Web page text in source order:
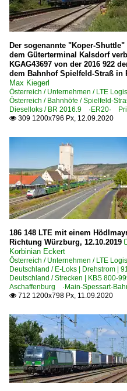
Der sogenannte "Koper-
dem Güterterminal Kalsdorf
KGAG43697 von der 2016 922
dem Bahnhof Spielfeld-Straß in
Max Kiegerl
Österreich / Unternehmen / LTE
Österreich / Bahnhöfe / Spielfeld-
Dieselloks / BR 2016.9 ·ER20·
 309 1200x796 Px, 12.09.2020
186 148 LTE mit einem
Richtung Würzburg, 12.10.2019
Korbinian Eckert
Österreich / Unternehmen / LTE
Deutschland / E-Loks | Drehstrom |
Deutschland / Strecken | KBS 800-
Aschaffenburg ·Main-Spessart-
 712 1200x798 Px, 11.09.2020